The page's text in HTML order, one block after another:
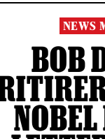
NEWS
BOB